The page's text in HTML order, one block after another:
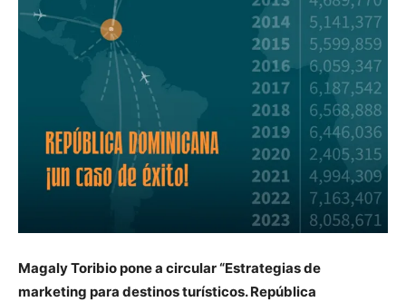
Magaly Toribio pone a circular “Estrategias de
marketing para destinos turísticos. República